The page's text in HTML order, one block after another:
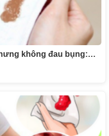
không đau bụng:…